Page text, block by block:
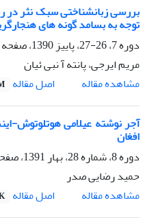
بررسی زبانشناختی سبک نثر در
توجه به بسامد گونه های
دوره 7، 26-27، پاییز 1390، صفحه
مریم ایرجی، پانته آ نبی ئیان
مشاهده مقاله
اصل مقاله
آجر نوشته عیلامی هوتلوتوش-
افغان
دوره 8، شماره 28، بهار 1391، صفحه
حمید رضایی صدر
مشاهده مقاله
اصل مقاله